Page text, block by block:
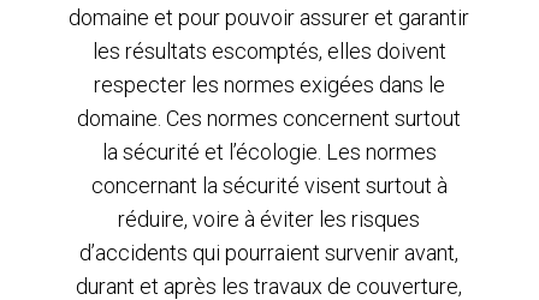
domaine et pour pouvoir assurer et garantir
les résultats escomptés, elles doivent
respecter les normes exigées dans le
domaine. Ces normes concernent surtout
la sécurité et l’écologie. Les normes
concernant la sécurité visent surtout à
réduire, voire à éviter les risques
d’accidents qui pourraient survenir avant,
durant et après les travaux de couverture,